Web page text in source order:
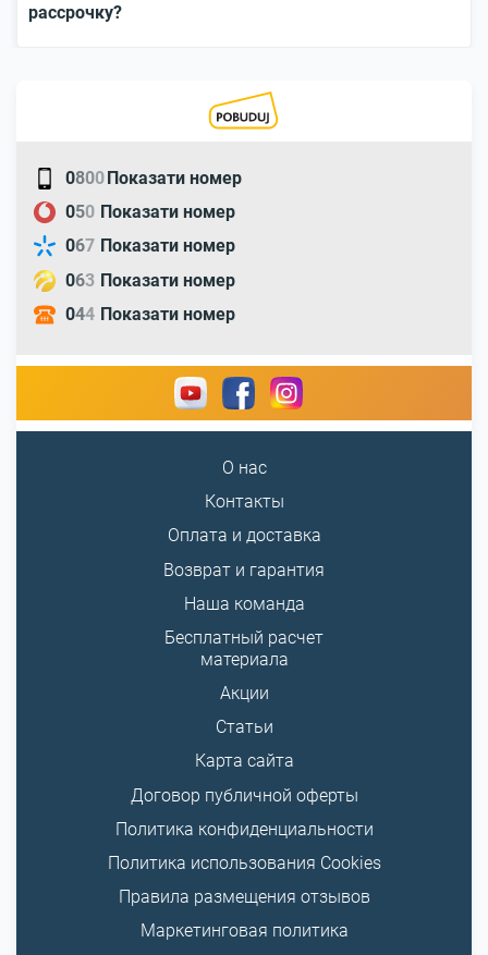
рассрочку?
0800Показати номер
050 Показати номер
067 Показати номер
063 Показати номер
044 Показати номер
О нас
Контакты
Оплата и доставка
Возврат и гарантия
Наша команда
Бесплатный расчет
материала
Акции
Статьи
Карта сайта
Договор публичной оферты
Политика конфиденциальности
Политика использования Cookies
Правила размещения отзывов
Маркетинговая политика